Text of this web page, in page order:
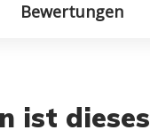
Bewertungen
ist dieses